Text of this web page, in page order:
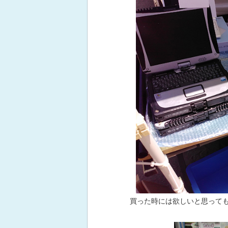
買った時には欲しいと思って